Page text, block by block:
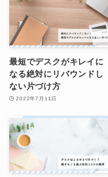
最短でデスクがキレイに
なる絶対にリバウンドし
ない片づけ方
2022年7月11日